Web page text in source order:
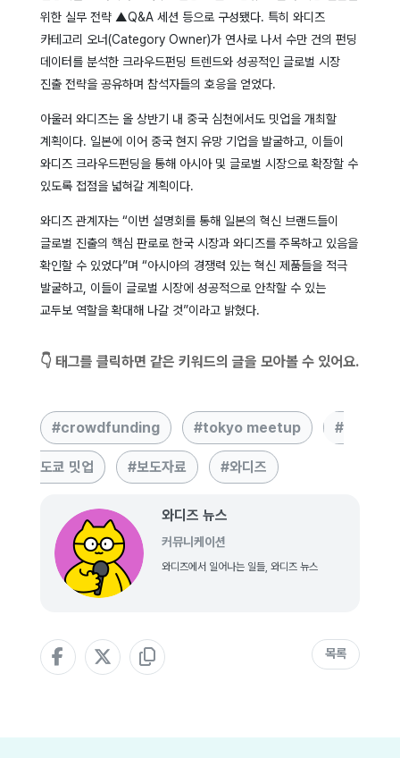
위한 실무 전략 ▲Q&A 세션 등으로 구성됐다. 특히 와디즈
카테고리 오너(Category Owner)가 연사로 나서 수만 건의 펀딩
데이터를 분석한 크라우드펀딩 트렌드와 성공적인 글로벌 시장
진출 전략을 공유하며 참석자들의 호응을 얻었다.
아울러 와디즈는 올 상반기 내 중국 심천에서도 밋업을 개최할
계획이다. 일본에 이어 중국 현지 유망 기업을 발굴하고, 이들이
와디즈 크라우드펀딩을 통해 아시아 및 글로벌 시장으로 확장할 수
있도록 접점을 넓혀갈 계획이다.
와디즈 관계자는 “이번 설명회를 통해 일본의 혁신 브랜드들이
글로벌 진출의 핵심 판로로 한국 시장과 와디즈를 주목하고 있음을
확인할 수 있었다”며 “아시아의 경쟁력 있는 혁신 제품들을 적극
발굴하고, 이들이 글로벌 시장에 성공적으로 안착할 수 있는
교두보 역할을 확대해 나갈 것”이라고 밝혔다.
👇 태그를 클릭하면 같은 키워드의 글을 모아볼 수 있어요.
crowdfunding tokyo meetup
도쿄 밋업 보도자료 와디즈
와디즈 뉴스
커뮤니케이션
와디즈에서 일어나는 일들, 와디즈 뉴스
목록